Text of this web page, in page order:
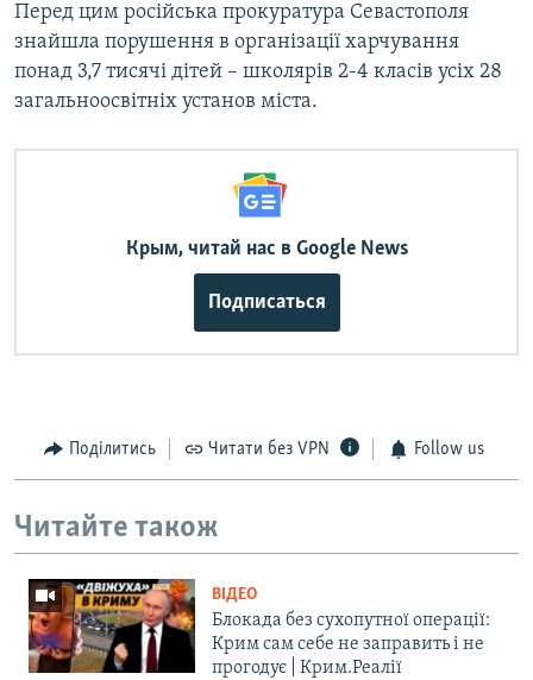
Перед цим російська прокуратура Севастополя
знайшла порушення в організації харчування
понад 3,7 тисячі дітей – школярів 2-4 класів усіх 28
загальноосвітніх установ міста.
Крым, читай нас в Google News
Подписаться
Поділитись Читати без VPN Follow us
Читайте також
ВІДЕО
Блокада без сухопутної операції:
Крим сам себе не заправить і не
прогодує | Крим.Реалії